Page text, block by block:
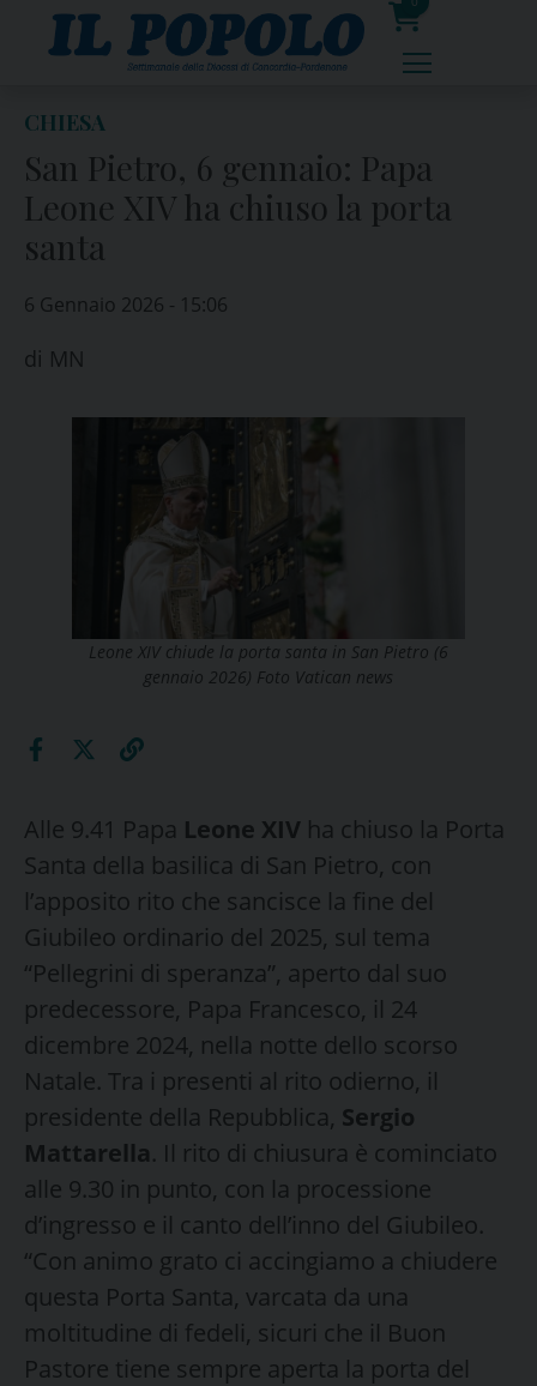
0
prodotti
CHIESA
San Pietro, 6 gennaio: Papa
Leone XIV ha chiuso la porta
santa
6 Gennaio 2026 - 15:06
di MN
Leone XIV chiude la porta santa in San Pietro (6
gennaio 2026) Foto Vatican news
Alle 9.41 Papa Leone XIV ha chiuso la Porta
Santa della basilica di San Pietro, con
l’apposito rito che sancisce la fine del
Giubileo ordinario del 2025, sul tema
“Pellegrini di speranza”, aperto dal suo
predecessore, Papa Francesco, il 24
dicembre 2024, nella notte dello scorso
Natale. Tra i presenti al rito odierno, il
presidente della Repubblica, Sergio
Mattarella. Il rito di chiusura è cominciato
alle 9.30 in punto, con la processione
d’ingresso e il canto dell’inno del Giubileo.
“Con animo grato ci accingiamo a chiudere
questa Porta Santa, varcata da una
moltitudine di fedeli, sicuri che il Buon
Pastore tiene sempre aperta la porta del